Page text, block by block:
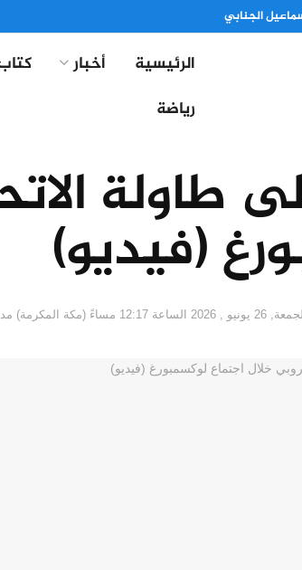
الجنابي
الرئيسية أخبار
رياضة
طاولة
(فيديو)
الجمعة, 26 يونيو , 2026 الساعة 12:17 مساءً (مكة المكرمة) مدة